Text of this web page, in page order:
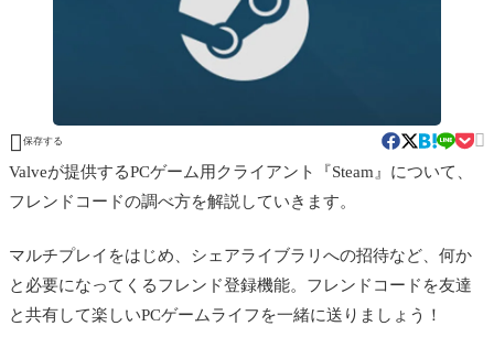
 保存する 
Valveが提供するPCゲーム用クライアント『Steam』について、
フレンドコードの調べ方を解説していきます。
マルチプレイをはじめ、シェアライブラリへの招待など、何か
と必要になってくるフレンド登録機能。フレンドコードを友達
と共有して楽しいPCゲームライフを一緒に送りましょう！